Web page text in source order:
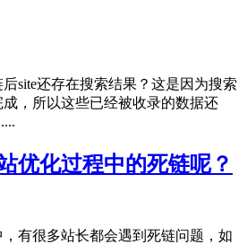
site还存在搜索结果？这是因为搜索
，所以这些已经被收录的数据还
优化过程中的死链呢？
有很多站长都会遇到死链问题，如